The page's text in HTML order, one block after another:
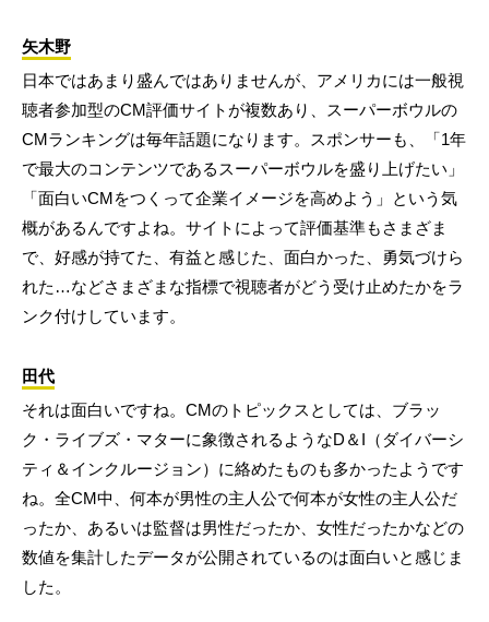
矢木野
日本ではあまり盛んではありませんが、アメリカには一般視
聴者参加型のCM評価サイトが複数あり、スーパーボウルの
CMランキングは毎年話題になります。スポンサーも、「1年
で最大のコンテンツであるスーパーボウルを盛り上げたい」
「面白いCMをつくって企業イメージを高めよう」という気
概があるんですよね。サイトによって評価基準もさまざま
で、好感が持てた、有益と感じた、面白かった、勇気づけら
れた…などさまざまな指標で視聴者がどう受け止めたかをラ
ンク付けしています。
田代
それは面白いですね。CMのトピックスとしては、ブラッ
ク・ライブズ・マターに象徴されるようなD＆I（ダイバーシ
ティ＆インクルージョン）に絡めたものも多かったようです
ね。全CM中、何本が男性の主人公で何本が女性の主人公だ
ったか、あるいは監督は男性だったか、女性だったかなどの
数値を集計したデータが公開されているのは面白いと感じま
した。